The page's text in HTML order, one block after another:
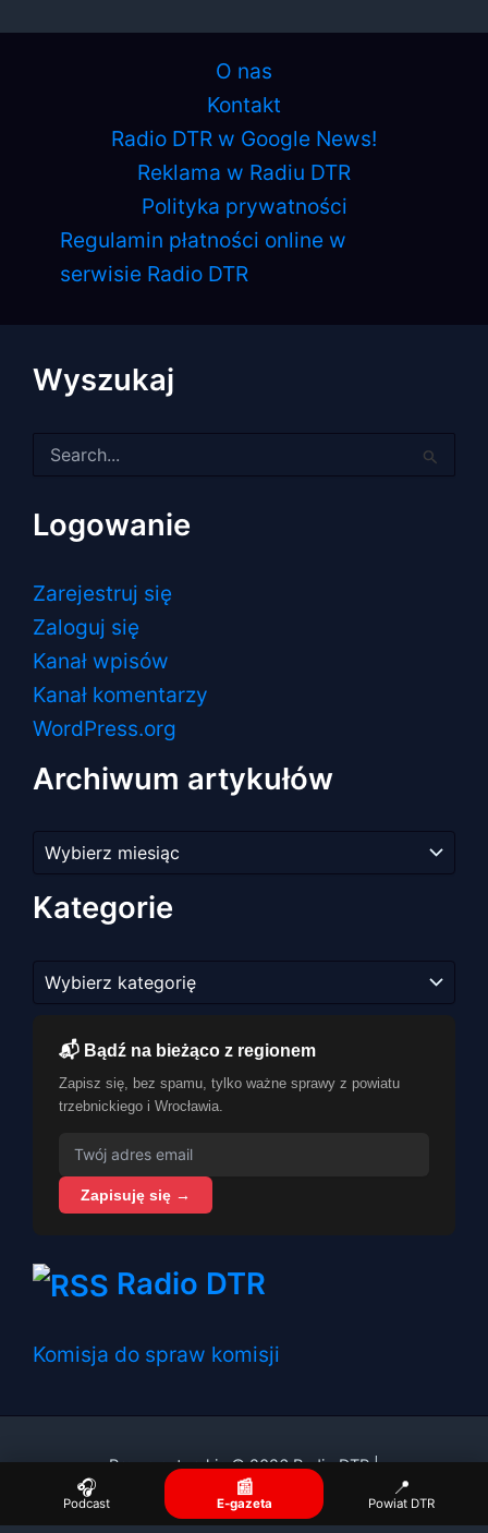
O nas
Kontakt
Radio DTR w Google News!
Reklama w Radiu DTR
Polityka prywatności
Regulamin płatności online w
serwisie Radio DTR
Wyszukaj
dla:
Logowanie
Zarejestruj się
Zaloguj się
Kanał wpisów
Kanał komentarzy
WordPress.org
Archiwum artykułów
artykułów
Kategorie
📬 Bądź na bieżąco z regionem
Zapisz się, bez spamu, tylko ważne sprawy z powiatu
trzebnickiego i Wrocławia.
Zapisuję się →
Radio DTR
Komisja do spraw komisji
Prawa autorskie © 2026 Radio DTR |
🎧
Podcast
📰
E-gazeta
📍
Powiat DTR